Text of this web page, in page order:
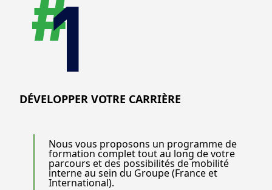
DÉVELOPPER VOTRE CARRIÈRE
Nous vous proposons un programme de
formation complet tout au long de votre
parcours et des possibilités de mobilité
interne au sein du Groupe (France et
International).